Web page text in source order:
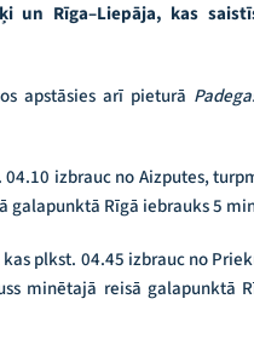
un Rīga–Liepāja, kas
apstāsies arī pieturā
izbrauc no Aizputes,
Rīgā iebrauks 5
plkst. 04.45 izbrauc no
minētajā reisā galapunktā